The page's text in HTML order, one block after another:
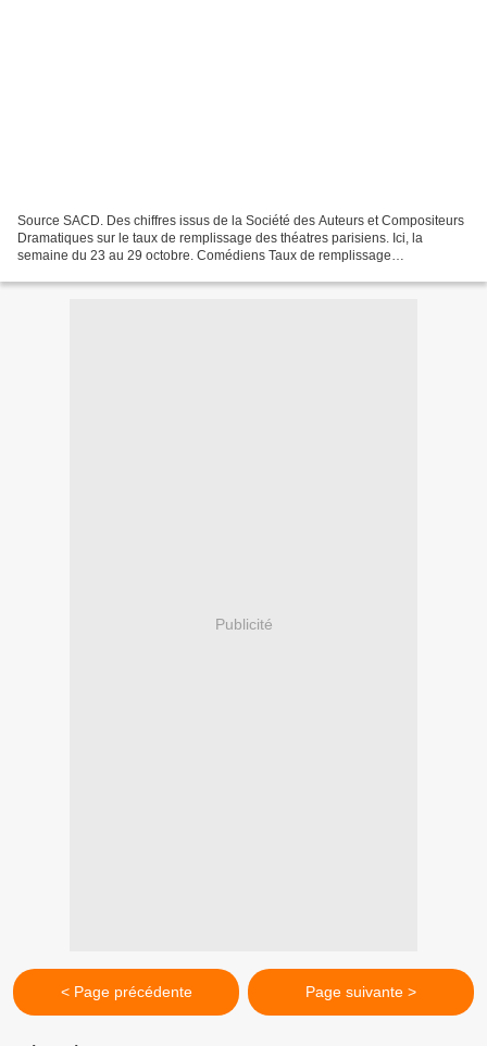
Source SACD. Des chiffres issus de la Société des Auteurs et Compositeurs
Dramatiques sur le taux de remplissage des théatres parisiens. Ici, la
semaine du 23 au 29 octobre. Comédiens Taux de remplissage
Publicité
< Page précédente Page suivante >